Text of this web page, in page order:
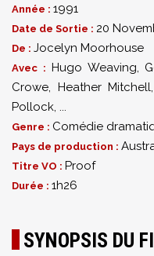
Année : 1991
Date de Sortie : 20
De : Jocelyn Moorhouse
Avec : Hugo Weaving,
Crowe, Heather Mitchell,
Pollock, ...
Genre : Comédie
Pays de production :
Titre VO : Proof
Durée : 1h26
SYNOPSIS DU